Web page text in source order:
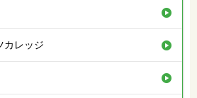
カレッジ